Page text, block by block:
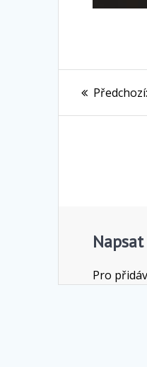
pro
Předchozí:
Pro